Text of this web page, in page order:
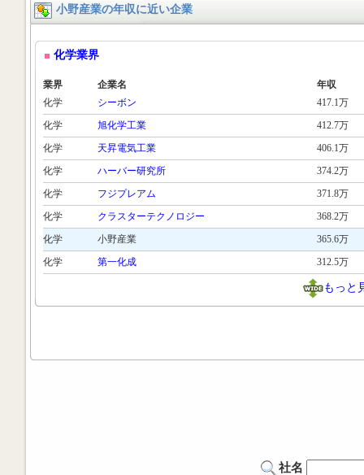
小野産業の年収に近い企業
化学業界
業界 企業名
年収
化学
シーボン
417.1万
化学
旭化学工業
412.7万
化学
天昇電気工業
406.1万
化学
ハーバー研究所
374.2万
化学
フジプレアム
371.8万
化学
クラスターテクノロジー
368.2万
化学
小野産業
365.6万
化学
第一化成 312.5万
もっと
社名